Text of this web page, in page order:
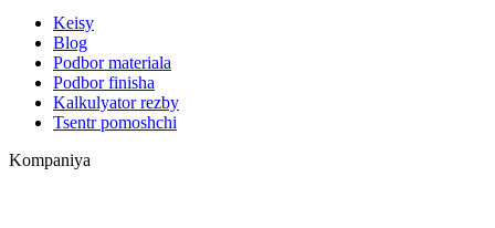
Keisy
Blog
Podbor materiala
Podbor finisha
Kalkulyator rezby
Tsentr pomoshchi
Kompaniya